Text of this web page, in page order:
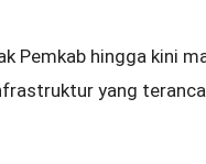
Pemkab hingga kini
yang